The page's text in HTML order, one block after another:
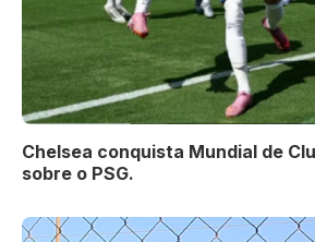
Chelsea conquista Mundial de
sobre o PSG.